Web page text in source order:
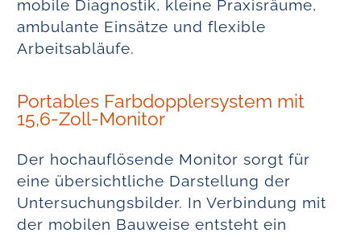
mobile Diagnostik, kleine Praxisräume,
ambulante Einsätze und flexible
Arbeitsabläufe.
Portables Farbdopplersystem mit
15,6-Zoll-Monitor
Der hochauflösende Monitor sorgt für
eine übersichtliche Darstellung der
Untersuchungsbilder. In Verbindung mit
der mobilen Bauweise entsteht ein